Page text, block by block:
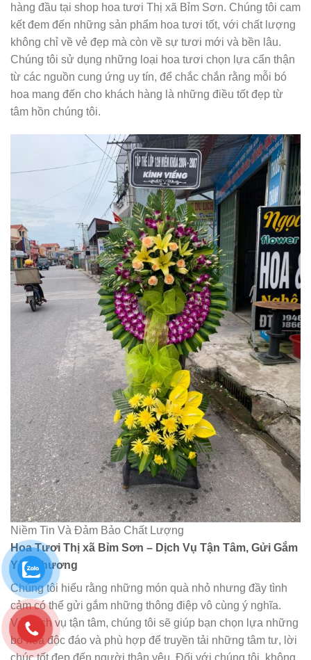
hàng đầu tại shop hoa tươi Thị xã Bỉm Sơn. Chúng tôi cam
kết đem đến những sản phẩm hoa tươi tốt, với chất lượng
không chỉ về vẻ đẹp mà còn về sự tươi mới và bền lâu.
Chúng tôi sử dụng những loại hoa tươi chọn lựa cẩn thận
từ các nguồn cung ứng uy tín, để chắc chắn rằng mỗi bó
hoa mang đến cho khách hàng là những điều tốt đẹp từ
tâm hồn chúng tôi.
Niềm Tin Và Đảm Bảo Chất Lượng
Hoa Tươi Thị xã Bỉm Sơn – Dịch Vụ Tận Tâm, Gửi Gắm
Yêu Thương
Chúng tôi hiểu rằng những món quà nhỏ nhưng đầy tình
cảm có thể gửi gắm những thông điệp vô cùng ý nghĩa.
Với dịch vụ tận tâm, chúng tôi sẽ giúp bạn chọn lựa những
bó hoa độc đáo và phù hợp để truyền tải những tâm tư, lời